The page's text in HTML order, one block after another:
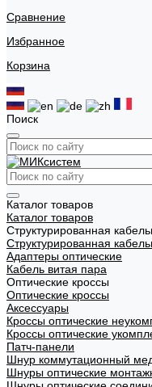
Сравнение
Избранное
Корзина
Поиск
Каталог товаров
Каталог товаров
Структурированная
Структурированная
Адаптеры оптические
Кабель витая пара
Оптические кроссы
Оптические кроссы
Аксессуары
Кроссы оптические
Кроссы оптические
Патч-панели
Шнур коммутационный
Шнуры оптические